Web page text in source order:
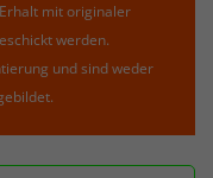
mit originaler
werden.
und sind weder